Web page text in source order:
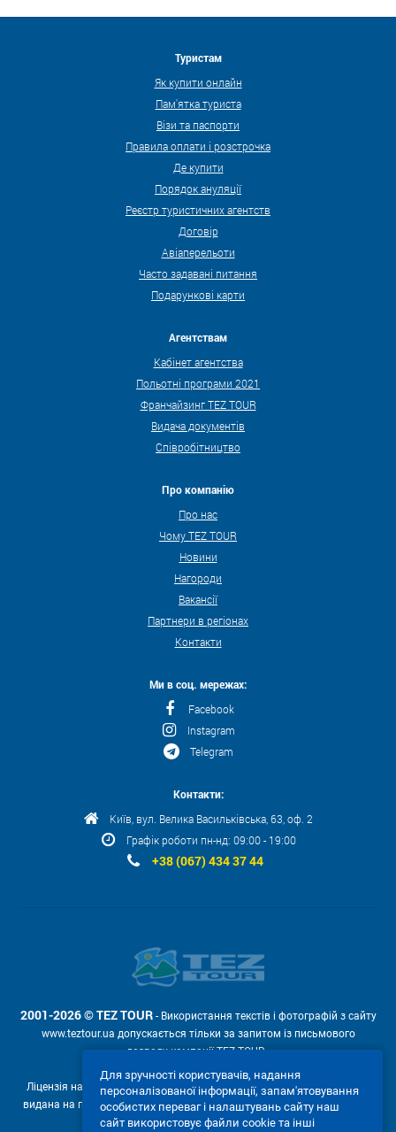
Туристам
Як купити онлайн
Пам'ятка туриста
Візи та паспорти
Правила оплати і розстрочка
Де купити
Порядок ануляції
Реєстр туристичних агентств
Договір
Авіаперельоти
Часто задавані питання
Подарункові карти
Агентствам
Кабінет агентства
Польотні програми 2021
Франчайзинг TEZ TOUR
Видача документів
Співробітництво
Про компанію
Про нас
Чому TEZ TOUR
Новини
Нагороди
Вакансії
Партнери в регіонах
Контакти
Ми в соц. мережах:
Facebook
Instagram
Telegram
Контакти:
Київ, вул. Велика Васильківська, 63, оф. 2
Графік роботи пн-нд: 09:00 - 19:00
+38 (067) 434 37 44
2001-2026 © TEZ TOUR - Використання текстів і фотографій з сайту
www.teztour.ua допускається тільки за запитом із письмового
дозволу компанії TEZ TOUR .
Ліцензія на провадження туроператорської діяльності АВ №566448
видана на підставі рішення Державної служби туризму і курортів від
04.02.2011р. № 4-ліц.
Для зручності користувачів, надання
персоналізованої інформації, запам'ятовування
особистих переваг і налаштувань сайту наш
сайт використовує файли cookie та інші